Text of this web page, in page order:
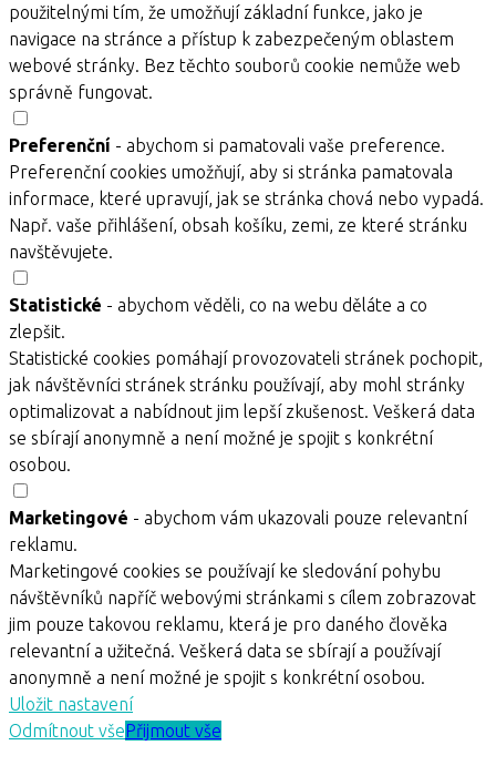
použitelnými tím, že umožňují základní funkce, jako je
navigace na stránce a přístup k zabezpečeným oblastem
webové stránky. Bez těchto souborů cookie nemůže web
správně fungovat.
Preferenční - abychom si pamatovali vaše preference.
Preferenční cookies umožňují, aby si stránka pamatovala
informace, které upravují, jak se stránka chová nebo vypadá.
Např. vaše přihlášení, obsah košíku, zemi, ze které stránku
navštěvujete.
Statistické - abychom věděli, co na webu děláte a co
zlepšit.
Statistické cookies pomáhají provozovateli stránek pochopit,
jak návštěvníci stránek stránku používají, aby mohl stránky
optimalizovat a nabídnout jim lepší zkušenost. Veškerá data
se sbírají anonymně a není možné je spojit s konkrétní
osobou.
Marketingové - abychom vám ukazovali pouze relevantní
reklamu.
Marketingové cookies se používají ke sledování pohybu
návštěvníků napříč webovými stránkami s cílem zobrazovat
jim pouze takovou reklamu, která je pro daného člověka
relevantní a užitečná. Veškerá data se sbírají a používají
anonymně a není možné je spojit s konkrétní osobou.
Uložit nastavení
Odmítnout všePřijmout vše